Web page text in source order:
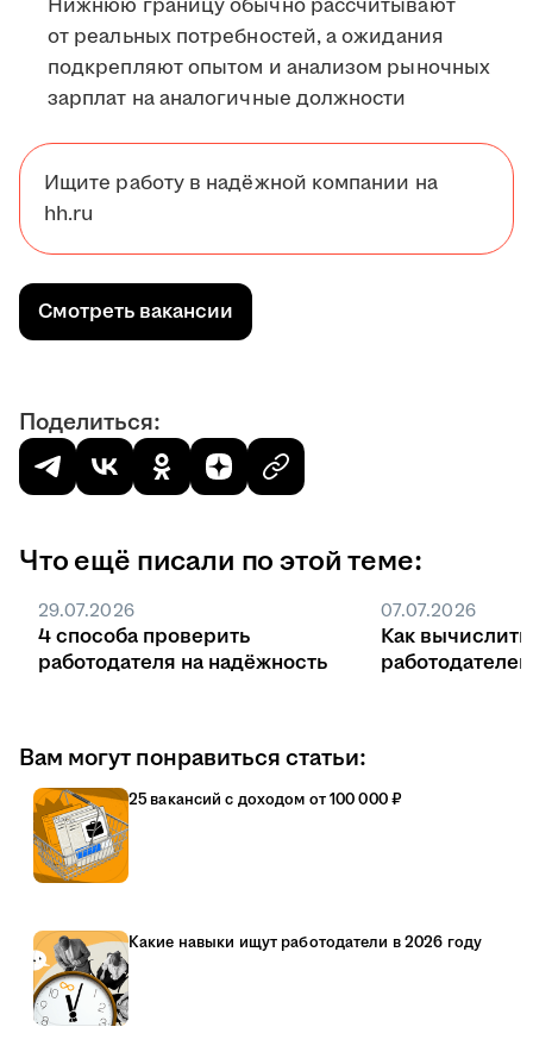
Нижнюю границу обычно рассчитывают
от реальных потребностей, а ожидания
подкрепляют опытом и анализом рыночных
зарплат на аналогичные должности
Ищите работу в надёжной компании на
hh.ru
Смотреть вакансии
Поделиться:
Что ещё писали по этой теме:
29.07.2026
4 способа проверить
работодателя на надёжность
07.07.2026
Как вычислить
Вам могут понравиться статьи:
25 вакансий с доходом от 100 000 ₽
Какие навыки ищут работодатели в 2026 году